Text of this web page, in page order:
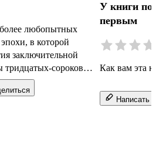
любопытных
в которой
заключительной
сороковых
утрата и
У книги
первым
Как вам эта
Написать